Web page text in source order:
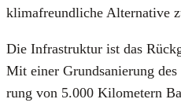
kli­ma­freund­li­che Alter­na­ti­ve
Die Infra­struk­tur ist das
Mit einer Grund­sa­nie­rung
rung von 5.000 Kilo­me­tern